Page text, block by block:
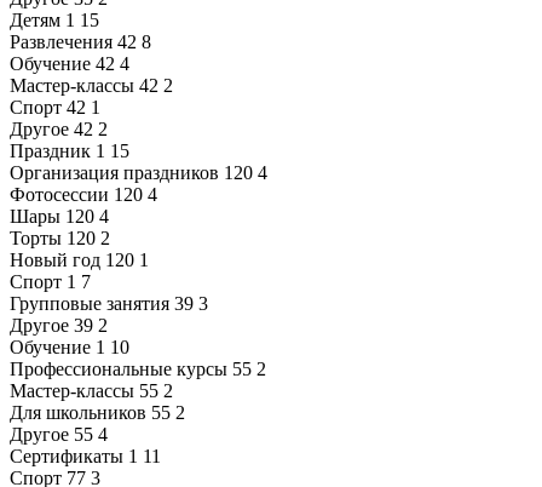
Детям 1 15
Развлечения 42 8
Обучение 42 4
Мастер-классы 42 2
Спорт 42 1
Другое 42 2
Праздник 1 15
Организация праздников 120 4
Фотосессии 120 4
Шары 120 4
Торты 120 2
Новый год 120 1
Спорт 1 7
Групповые занятия 39 3
Другое 39 2
Обучение 1 10
Профессиональные курсы 55 2
Мастер-классы 55 2
Для школьников 55 2
Другое 55 4
Сертификаты 1 11
Спорт 77 3